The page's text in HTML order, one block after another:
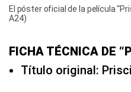
El póster oficial de la película
A24)
FICHA TÉCNICA DE
Título original: